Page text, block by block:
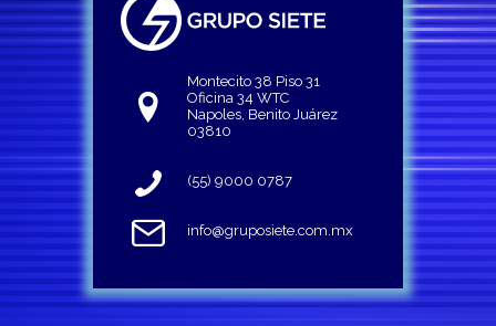
Montecito 38 Piso 31
Oficina 34 WTC
Napoles, Benito Juárez
03810
(55) 9000 0787
info@gruposiete.com.mx